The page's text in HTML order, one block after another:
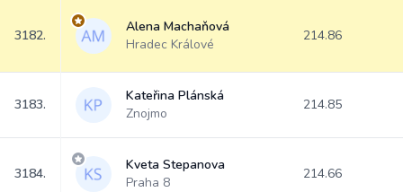
3182.
Alena Machaňová
Hradec Králové
214.86
3183.
Kateřina Plánská
Znojmo
214.85
3184.
Kveta Stepanova
Praha 8
214.66